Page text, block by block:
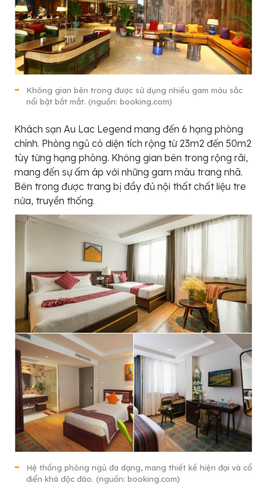
Không gian bên trong được sử dụng nhiều gam màu sắc
nổi bật bắt mắt. (nguồn: booking.com)
Khách sạn Au Lac Legend mang đến 6 hạng phòng
chính. Phòng ngủ có diện tích rộng từ 23m2 đến 50m2
tùy từng hạng phòng. Không gian bên trong rộng rãi,
mang đến sự ấm áp với những gam màu trang nhã.
Bên trong được trang bị đầy đủ nội thất chất liệu tre
nứa, truyền thống.
Hệ thống phòng ngủ đa dạng, mang thiết kế hiện đại và cổ
điển khá độc đáo. (nguồn: booking.com)